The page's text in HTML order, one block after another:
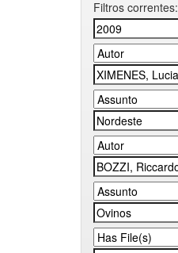
Filtros correntes: